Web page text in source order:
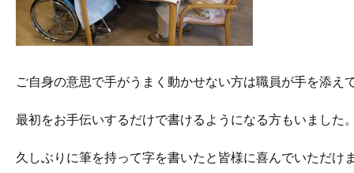
ご自身の意思で手がうまく動かせない方は職員が手を添え
最初をお手伝いするだけで書けるようになる方もいました
久しぶりに筆を持って字を書いたと皆様に喜んでいただけ